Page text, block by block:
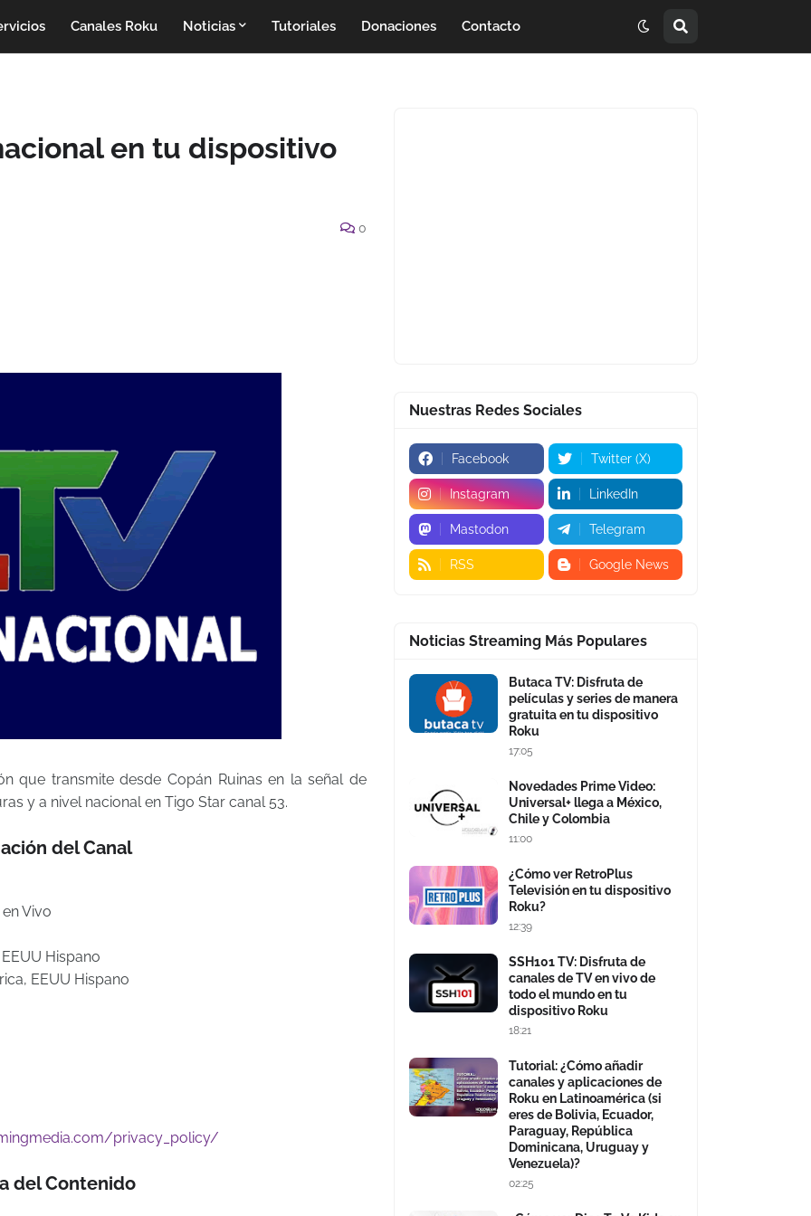
Canales Roku Noticias Tutoriales Donaciones Contacto
en tu dispositivo
0
que transmite desde Copán Ruinas en la señal de
y a nivel nacional en Tigo Star canal 53.
del Canal
Vivo
Hispano
EEUU Hispano
privacy_policy/
del Contenido
Nuestras Redes Sociales
Facebook Twitter (X)
Instagram LinkedIn
Mastodon Telegram
RSS Google News
Noticias Streaming Más Populares
Butaca TV: Disfruta de
películas y series de manera
gratuita en tu dispositivo
Roku
17:05
Novedades Prime Video:
Universal+ llega a México,
Chile y Colombia
11:00
¿Cómo ver RetroPlus
Televisión en tu dispositivo
Roku?
12:39
SSH101 TV: Disfruta de
canales de TV en vivo de
todo el mundo en tu
dispositivo Roku
18:21
Tutorial: ¿Cómo añadir
canales y aplicaciones de
Roku en Latinoamérica (si
eres de Bolivia, Ecuador,
Paraguay, República
Dominicana, Uruguay y
Venezuela)?
02:25